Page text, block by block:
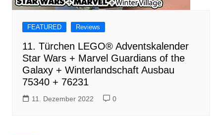
FEATURED Reviews
11. Türchen LEGO® Adventskalender
Star Wars + Marvel Guardians of the
Galaxy + Winterlandschaft Ausbau
75340 + 76231
11. Dezember 2022 0